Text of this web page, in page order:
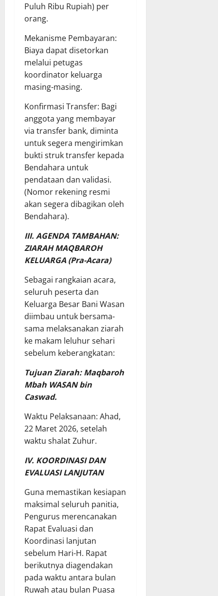
Puluh Ribu Rupiah) per
orang.
Mekanisme Pembayaran:
Biaya dapat disetorkan
melalui petugas
koordinator keluarga
masing-masing.
Konfirmasi Transfer: Bagi
anggota yang membayar
via transfer bank, diminta
untuk segera mengirimkan
bukti struk transfer kepada
Bendahara untuk
pendataan dan validasi.
(Nomor rekening resmi
akan segera dibagikan oleh
Bendahara).
III. AGENDA TAMBAHAN:
ZIARAH MAQBAROH
KELUARGA (Pra-Acara)
Sebagai rangkaian acara,
seluruh peserta dan
Keluarga Besar Bani Wasan
diimbau untuk bersama-
sama melaksanakan ziarah
ke makam leluhur sehari
sebelum keberangkatan:
Tujuan Ziarah: Maqbaroh
Mbah WASAN bin
Caswad.
Waktu Pelaksanaan: Ahad,
22 Maret 2026, setelah
waktu shalat Zuhur.
IV. KOORDINASI DAN
EVALUASI LANJUTAN
Guna memastikan kesiapan
maksimal seluruh panitia,
Pengurus merencanakan
Rapat Evaluasi dan
Koordinasi lanjutan
sebelum Hari-H. Rapat
berikutnya diagendakan
pada waktu antara bulan
Ruwah atau bulan Puasa